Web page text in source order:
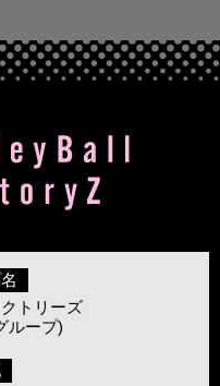
トリーズ
ループ)